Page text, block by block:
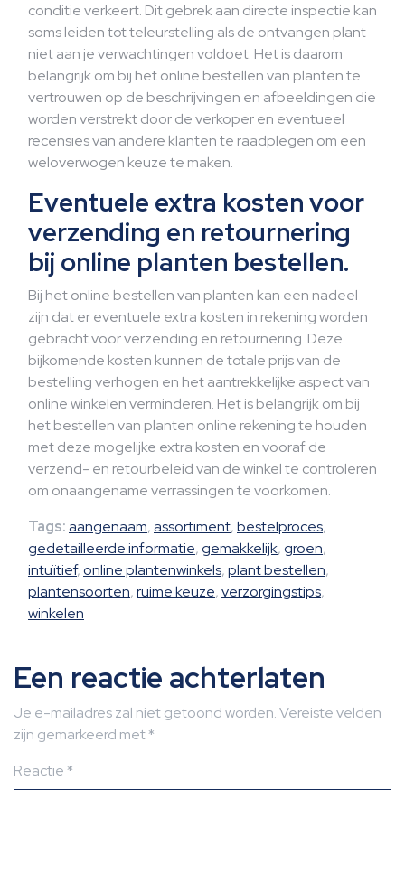
conditie verkeert. Dit gebrek aan directe inspectie kan
soms leiden tot teleurstelling als de ontvangen plant
niet aan je verwachtingen voldoet. Het is daarom
belangrijk om bij het online bestellen van planten te
vertrouwen op de beschrijvingen en afbeeldingen die
worden verstrekt door de verkoper en eventueel
recensies van andere klanten te raadplegen om een
weloverwogen keuze te maken.
Eventuele extra kosten voor
verzending en retournering
bij online planten bestellen.
Bij het online bestellen van planten kan een nadeel
zijn dat er eventuele extra kosten in rekening worden
gebracht voor verzending en retournering. Deze
bijkomende kosten kunnen de totale prijs van de
bestelling verhogen en het aantrekkelijke aspect van
online winkelen verminderen. Het is belangrijk om bij
het bestellen van planten online rekening te houden
met deze mogelijke extra kosten en vooraf de
verzend- en retourbeleid van de winkel te controleren
om onaangename verrassingen te voorkomen.
Tags:aangenaam,assortiment,bestelproces,
gedetailleerde informatie,gemakkelijk,groen,
intuïtief,online plantenwinkels,plant bestellen,
plantensoorten,ruime keuze,verzorgingstips,
winkelen
Een reactie achterlaten
Je e-mailadres zal niet getoond worden.Vereiste velden
zijn gemarkeerd met*
Reactie*